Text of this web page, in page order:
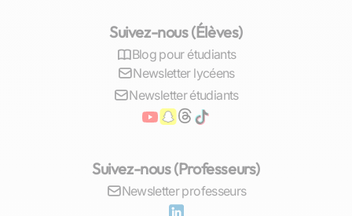
étudiants havrais.
Structurer un cours particulier de Biologie
Adaptation du cours au niveau de l’élève
d’apprentissage, sesforceset ses zones à
améliorer. Nos professeurs particuliers de
biologie au Havre excellent dans l’art de
Suivez-nous (Élèves)
Blog pour étudiants
Newsletter lycéens
Newsletter étudiants
Suivez-nous (Professeurs)
Newsletter professeurs